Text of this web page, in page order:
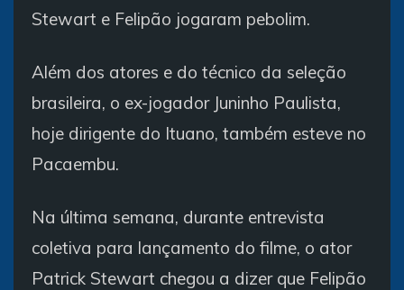
Stewart e Felipão jogaram pebolim.
Além dos atores e do técnico da seleção
brasileira, o ex-jogador Juninho Paulista,
hoje dirigente do Ituano, também esteve no
Pacaembu.
Na última semana, durante entrevista
coletiva para lançamento do filme, o ator
Patrick Stewart chegou a dizer que Felipão